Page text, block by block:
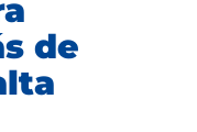
de